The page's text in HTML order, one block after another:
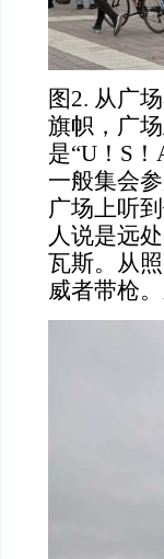
图2. 从广
旗帜，广
是“U！S
一般集会
广场上听
人说是远
瓦斯。从
威者带枪